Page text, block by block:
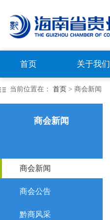
首页 关于我们
当前位置在： 首页 > 商会新闻
商会新闻
商会新闻
商会公告
黔商风采